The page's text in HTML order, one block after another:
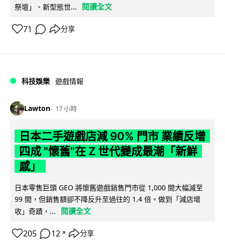
祭壇」、新型態世...
閱讀全文
71 分享
科技娛樂 遊戲情報
Lawton 17 小時
日本二手遊戲店減 90% 門市 業績反增
四成 "懷舊"在 Z 世代變成最潮「新鮮
感」
日本零售巨頭 GEO 將懷舊遊戲銷售門市從 1,000 間大幅減至
99 間，但銷售額卻不降反升至過往的 1.4 倍。做到「減店增
收」奇蹟，...
閱讀全文
205 12 ↗ 分享